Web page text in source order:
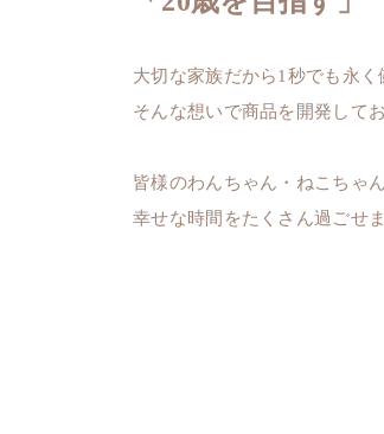
大切な家族だから1秒でも 永く
そんな想いで商品を開発してお
皆様のわんちゃん・ねこちゃ
幸せな時間をたくさん過ごせ